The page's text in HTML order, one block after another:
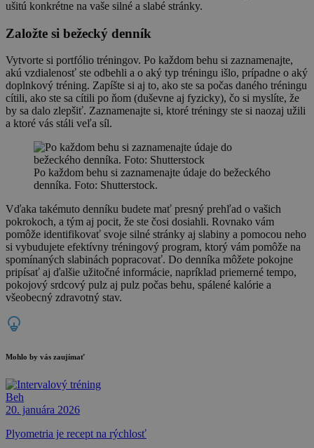
ušitú konkrétne na vaše silné a slabé stránky.
Založte si bežecký denník
Vytvorte si portfólio tréningov. Po každom behu si zaznamenajte,
akú vzdialenosť ste odbehli a o aký typ tréningu išlo, prípadne o aký
doplnkový tréning. Zapíšte si aj to, ako ste sa počas daného tréningu
cítili, ako ste sa cítili po ňom (duševne aj fyzicky), čo si myslíte, že
by sa dalo zlepšiť. Zaznamenajte si, ktoré tréningy ste si naozaj užili
a ktoré vás stáli veľa síl.
Po každom behu si zaznamenajte údaje do bežeckého
denníka. Foto: Shutterstock.
Vďaka takémuto denníku budete mať presný prehľad o vašich
pokrokoch, a tým aj pocit, že ste čosi dosiahli. Rovnako vám
pomôže identifikovať svoje silné stránky aj slabiny a pomocou neho
si vybudujete efektívny tréningový program, ktorý vám pomôže na
spomínaných slabinách popracovať. Do denníka môžete pokojne
pripísať aj ďalšie užitočné informácie, napríklad priemerné tempo,
pokojový srdcový pulz aj pulz počas behu, spálené kalórie a
všeobecný zdravotný stav.
Mohlo by vás zaujímať
Beh
20. januára 2026
Plyometria je recept na rýchlosť